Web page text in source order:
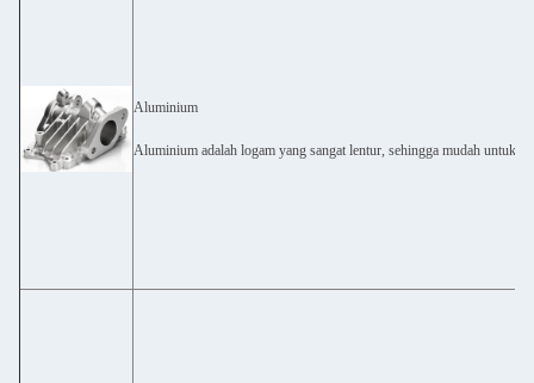
Aluminium
Aluminium adalah logam yang sangat lentur, sehingga mudah untuk